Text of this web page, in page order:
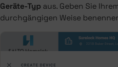
Geräte-Typ aus. Geben Sie
durchgängigen Weise